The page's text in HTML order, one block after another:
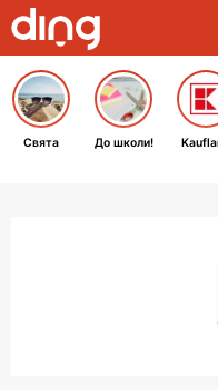
Свята До школи!